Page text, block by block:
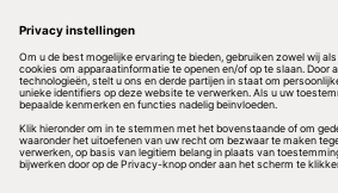
Volg ons
Redactionele partner